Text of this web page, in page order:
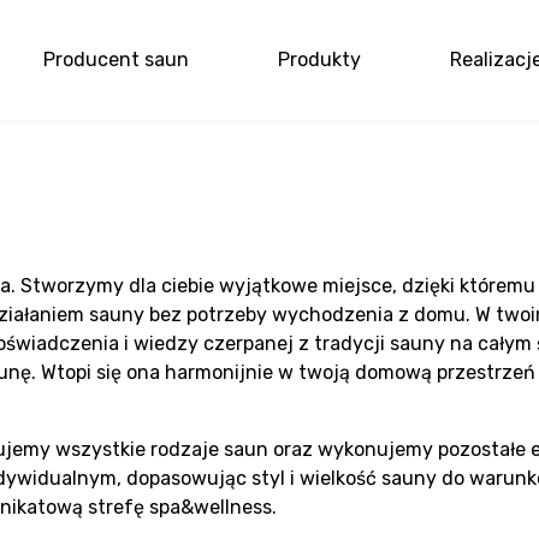
Producent saun Produkty
Stworzymy dla ciebie wyjątkowe miejsce, dzięki któremu
sauny bez potrzeby wychodzenia z domu. W
i wiedzy czerpanej z tradycji sauny na
Wtopi się ona harmonijnie w twoją domową
wszystkie rodzaje saun oraz wykonujemy pozostałe
dopasowując styl i wielkość sauny do
strefę spa&wellness.